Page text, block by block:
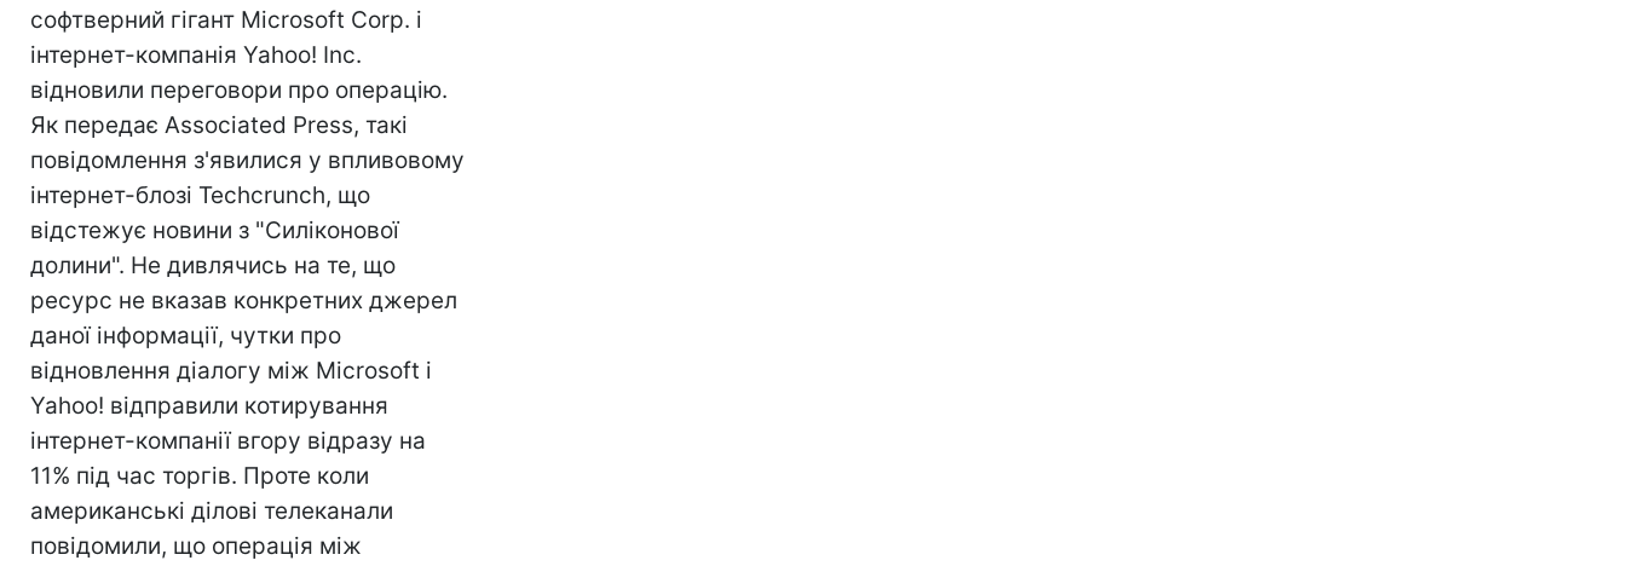
софтверний гігант Microsoft Corp. і
інтернет-компанія Yahoo! Inc.
відновили переговори про операцію.
Як передає Associated Press, такі
повідомлення з'явилися у впливовому
інтернет-блозі Techcrunch, що
відстежує новини з "Силіконової
долини". Не дивлячись на те, що
ресурс не вказав конкретних джерел
даної інформації, чутки про
відновлення діалогу між Microsoft і
Yahoo! відправили котирування
інтернет-компанії вгору відразу на
11% під час торгів. Проте коли
американські ділові телеканали
повідомили, що операція між